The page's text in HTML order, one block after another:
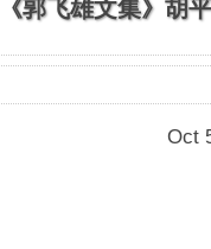
郭飞雄文集》胡
5,